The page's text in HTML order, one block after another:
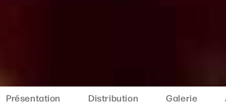
Présentation Distribution Galerie